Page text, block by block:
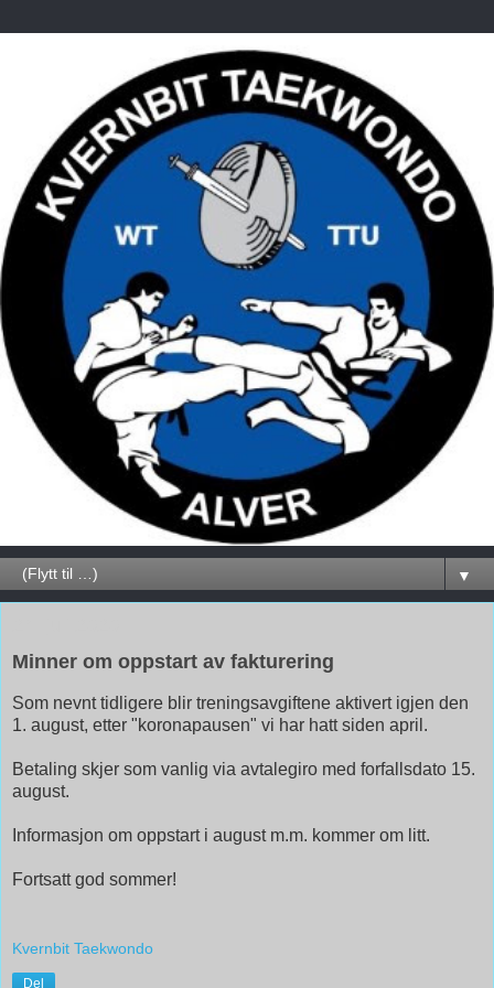
▼
Minner om oppstart av fakturering
Som nevnt tidligere blir treningsavgiftene aktivert igjen den
1. august, etter "koronapausen" vi har hatt siden april.
Betaling skjer som vanlig via avtalegiro med forfallsdato 15.
august.
Informasjon om oppstart i august m.m. kommer om litt.
Fortsatt god sommer!
Kvernbit Taekwondo
Del